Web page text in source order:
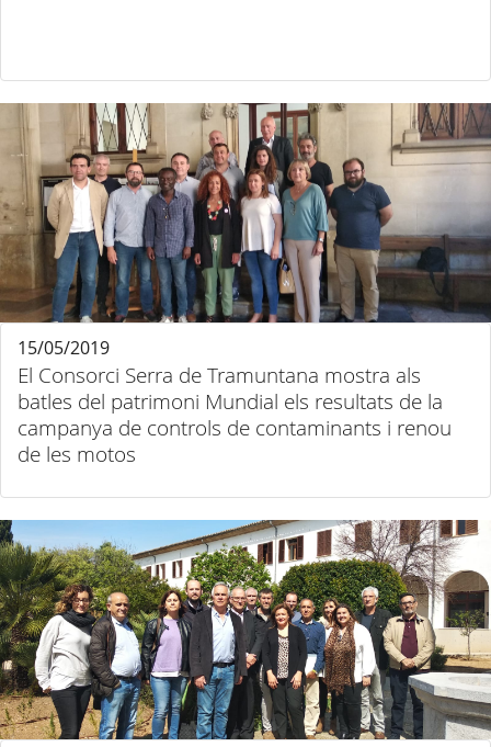
El Consorci Serra de Tramuntana mostra als
batles del patrimoni Mundial els resultats de la
campanya de controls de contaminants i renou
de les motos
15/05/2019